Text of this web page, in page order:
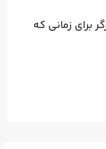
برای زمانی که